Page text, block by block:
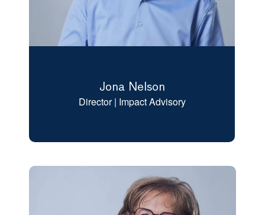
Jona Nelson
Director | Impact Advisory